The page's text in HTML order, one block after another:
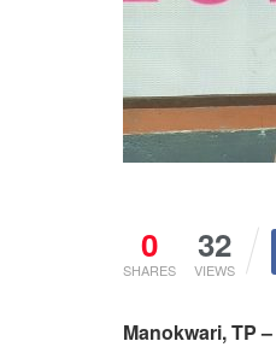
0
SHARES
32
VIEWS
Manokwari, TP –